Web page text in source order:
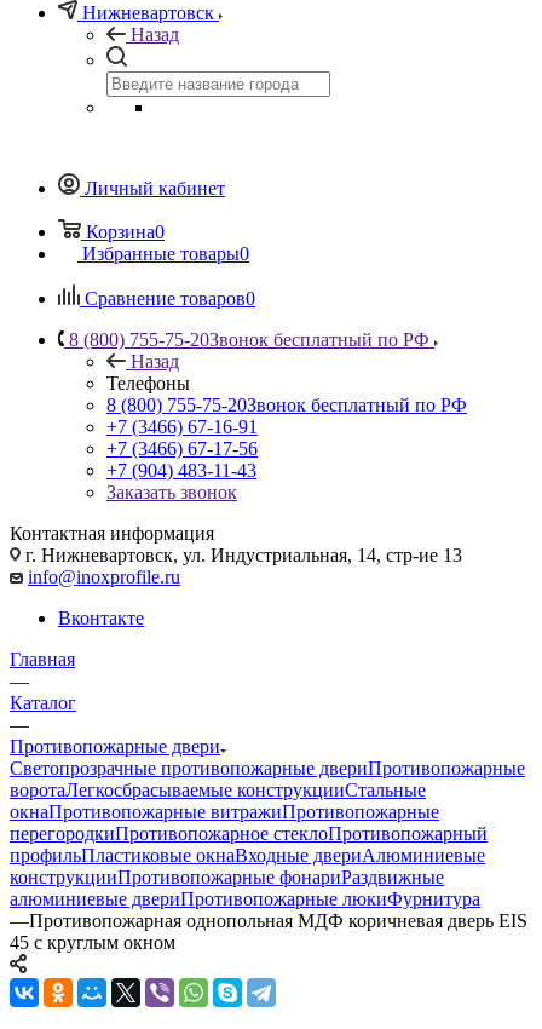
Нижневартовск
Назад
Личный кабинет
Корзина0
Избранные товары0
Сравнение товаров0
8 (800) 755-75-20Звонок бесплатный по РФ
Назад
Телефоны
8 (800) 755-75-20Звонок бесплатный по РФ
+7 (3466) 67-16-91
+7 (3466) 67-17-56
+7 (904) 483-11-43
Заказать звонок
Контактная информация
г. Нижневартовск, ул. Индустриальная, 14, стр-ие 13
info@inoxprofile.ru
Вконтакте
Главная
—
Каталог
—
Противопожарные двери
Светопрозрачные противопожарные двериПротивопожарные
воротаЛегкосбрасываемые конструкцииСтальные
окнаПротивопожарные витражиПротивопожарные
перегородкиПротивопожарное стеклоПротивопожарный
профильПластиковые окнаВходные двериАлюминиевые
конструкцииПротивопожарные фонариРаздвижные
алюминиевые двериПротивопожарные люкиФурнитура
—Противопожарная однопольная МДФ коричневая дверь EIS
45 с круглым окном